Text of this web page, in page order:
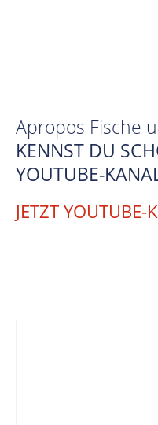
Apropos Fische
KENNST DU
YOUTUBE-
JETZT